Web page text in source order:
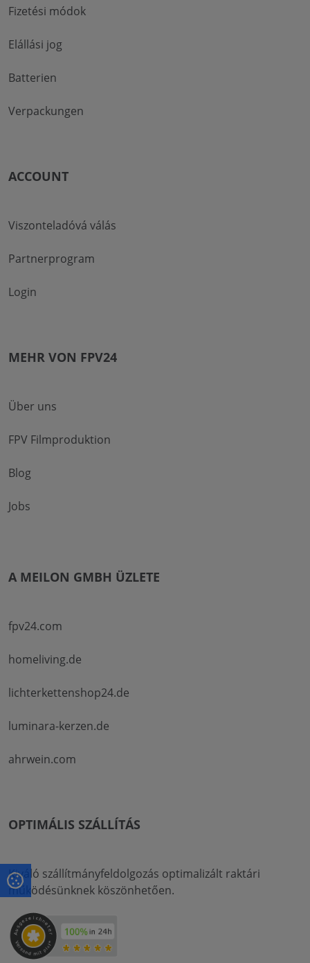
Fizetési módok
Elállási jog
Batterien
Verpackungen
ACCOUNT
Viszonteladóvá válás
Partnerprogram
Login
MEHR VON FPV24
Über uns
FPV Filmproduktion
Blog
Jobs
A MEILON GMBH ÜZLETE
fpv24.com
homeliving.de
lichterkettenshop24.de
luminara-kerzen.de
ahrwein.com
OPTIMÁLIS SZÁLLÍTÁS
Kiváló szállítmányfeldolgozás optimalizált raktári
működésünknek köszönhetően.